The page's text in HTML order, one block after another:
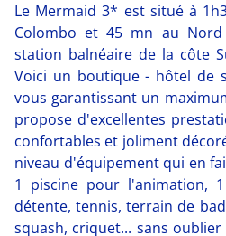
Le Mermaid 3* est situé à
Colombo et 45 mn au
station balnéaire de la côte
Voici un boutique - hôtel de
vous garantissant un
propose d'excellentes
confortables et joliment
niveau d'équipement qui en
1 piscine pour l'animation,
détente, tennis, terrain de
squash, criquet... sans